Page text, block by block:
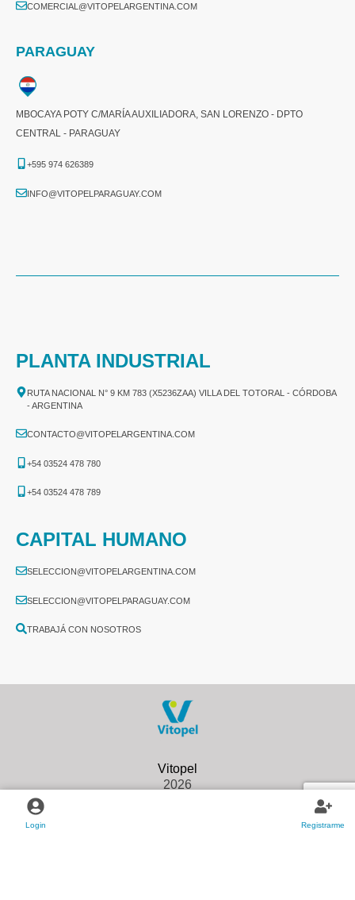
Login Registrarme
COMERCIAL@VITOPELARGENTINA.COM​
PARAGUAY
MBOCAYA POTY C/MARÍA AUXILIADORA, SAN LORENZO - DPTO
CENTRAL - PARAGUAY
+595 974 626389
INFO@VITOPELPARAGUAY.COM
PLANTA INDUSTRIAL
RUTA NACIONAL N° 9 KM 783 (X5236ZAA) VILLA DEL TOTORAL - CÓRDOBA
- ARGENTINA
CONTACTO@VITOPELARGENTINA.COM
+54 03524 478 780​
+54 03524 478 789​
CAPITAL HUMANO
SELECCION@VITOPELARGENTINA.COM
SELECCION@VITOPELPARAGUAY.COM
TRABAJÁ CON NOSOTROS
2026